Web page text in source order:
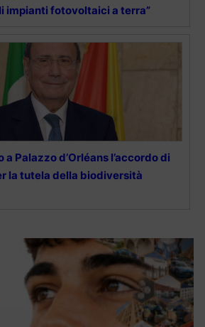
impianti fotovoltaici a terra”
Palazzo d’Orléans l’accordo di
la tutela della biodiversità